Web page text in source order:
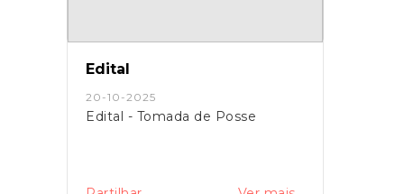
Edital
20-10-2025
Edital - Tomada de Posse